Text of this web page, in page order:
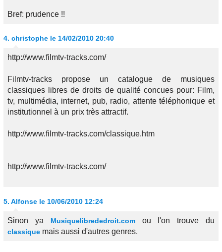
Bref: prudence !!
4. christophe le 14/02/2010 20:40
http://www.filmtv-tracks.com/
Filmtv-tracks propose un catalogue de musiques
classiques libres de droits de qualité concues pour: Film,
tv, multimédia, internet, pub, radio, attente téléphonique et
institutionnel à un prix très attractif.
http://www.filmtv-tracks.com/classique.htm
http://www.filmtv-tracks.com/
5. Alfonse le 10/06/2010 12:24
Sinon ya Musiquelibrededroit.comou l'on trouve du
classique mais aussi d'autres genres.